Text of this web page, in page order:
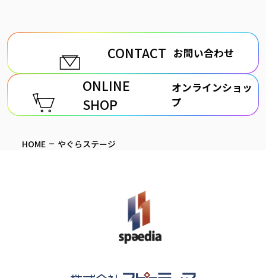
CONTACT お問い合わせ
ONLINE
SHOP
オンラインショッ
プ
HOME やぐらステージ